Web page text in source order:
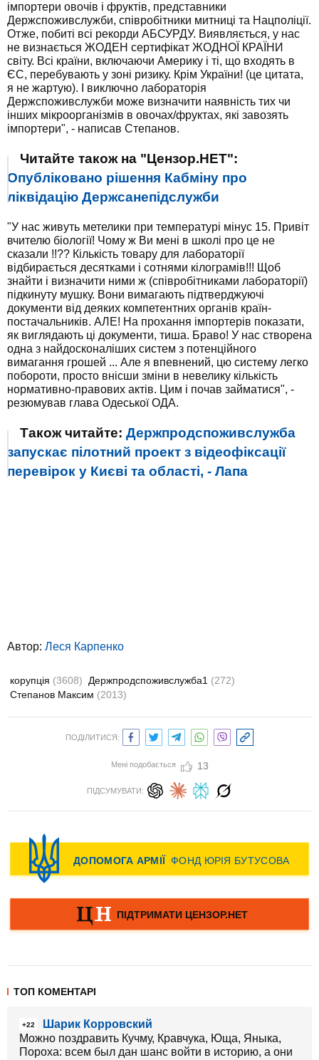
імпортери овочів і фруктів, представники
Держспоживслужби, співробітники митниці та Нацполіції.
Отже, побиті всі рекорди АБСУРДУ. Виявляється, у нас
не визнається ЖОДЕН сертифікат ЖОДНОЇ КРАЇНИ
світу. Всі країни, включаючи Америку і ті, що входять в
ЄС, перебувають у зоні ризику. Крім України! (це цитата,
я не жартую). І виключно лабораторія
Держспоживслужби може визначити наявність тих чи
інших мікроорганізмів в овочах/фруктах, які завозять
імпортери", - написав Степанов.
Читайте також на "Цензор.НЕТ":
Опубліковано рішення Кабміну про
ліквідацію Держсанепідслужби
"У нас живуть метелики при температурі мінус 15. Привіт
вчителю біології! Чому ж Ви мені в школі про це не
сказали !!?? Кількість товару для лабораторії
відбирається десятками і сотнями кілограмів!!! Щоб
знайти і визначити ними ж (співробітниками лабораторії)
підкинуту мушку. Вони вимагають підтверджуючі
документи від деяких компетентних органів країн-
постачальників. АЛЕ! На прохання імпортерів показати,
як виглядають ці документи, тиша. Браво! У нас створена
одна з найдосконаліших систем з потенційного
вимагання грошей ... Але я впевнений, цю систему легко
побороти, просто внісши зміни в невелику кількість
нормативно-правових актів. Цим і почав займатися", -
резюмував глава Одеської ОДА.
Також читайте: Держпродспоживслужба
запускає пілотний проект з відеофіксації
перевірок у Києві та області, - Лапа
Автор: Леся Карпенко
корупція (3608) Держпродспоживслужба1 (272)
Степанов Максим (2013)
ПОДІЛИТИСЯ:
Мені подобається 13
ПІДСУМУВАТИ:
ТОП КОМЕНТАРІ
+22
Шарик Корровский
Можно поздравить Кучму, Кравчука, Юща, Яныка,
Пороха: всем был дан шанс войти в историю, а они